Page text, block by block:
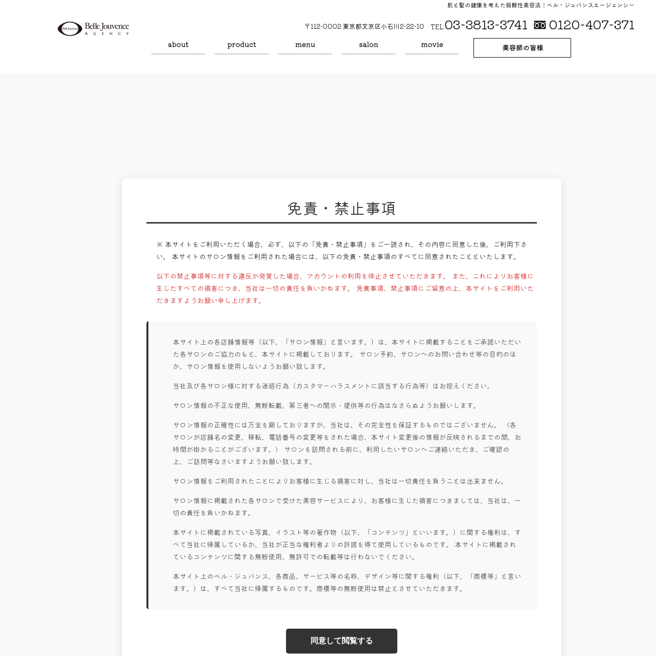
肌と髪の健康を考えた弱酸性美容法｜ベル・ジュバンスエージェンシー
〒112-0002 東京都文京区小石川2-22-10 TEL:03-3813-3741 0120-407-371
免責・禁止事項
※ 本サイトをご利用いただく場合、必ず、以下の「免責・禁止事項」をご一読され、その内容に同意した後、ご利用下さ
い。 本サイトのサロン情報をご利用された場合には、以下の免責・禁止事項のすべてに同意されたことといたします。
以下の禁止事項等に対する違反が発覚した場合、アカウントの利用を停止させていただきます。 また、これによりお客様に
生じたすべての損害につき、当社は一切の責任を負いかねます。 免責事項、禁止事項にご留意の上、本サイトをご利用いた
だきますようお願い申し上げます。
本サイト上の各店舗情報等（以下、「サロン情報」と言います。）は、本サイトに掲載することをご承諾いただい
た各サロンのご協力のもと、本サイトに掲載しております。 サロン予約、サロンへのお問い合わせ等の目的のほ
か、サロン情報を使用しないようお願い致します。
当社及び各サロン様に対する迷惑行為（カスタマーハラスメントに該当する行為等）はお控えください。
サロン情報の不正な使用、無断転載、第三者への開示・提供等の行為はなさらぬようお願いします。
サロン情報の正確性には万全を期しておりますが、当社は、その完全性を保証するものではございません。 （各
サロンが店舗名の変更、移転、電話番号の変更等をされた場合、本サイト変更後の情報が反映されるまでの間、お
時間が掛かることがございます。） サロンを訪問される前に、利用したいサロンへご連絡いただき、ご確認の
上、ご訪問等なさいますようお願い致します。
サロン情報をご利用されたことによりお客様に生じる損害に対し、当社は一切責任を負うことは出来ません。
サロン情報に掲載された各サロンで受けた美容サービスにより、お客様に生じた損害につきましては、当社は、一
切の責任を負いかねます。
本サイトに掲載されている写真、イラスト等の著作物（以下、「コンテンツ」といいます。）に関する権利は、す
べて当社に帰属しているか、当社が正当な権利者よりの許諾を得て使用しているものです。 本サイトに掲載され
ているコンテンツに関する無断使用、無許可での転載等は行わないでください。
本サイト上のベル・ジュバンス、各商品、サービス等の名称、デザイン等に関する権利（以下、「商標等」と言い
ます。）は、すべて当社に帰属するものです。商標等の無断使用は禁止とさせていただきます。
同意して閲覧する